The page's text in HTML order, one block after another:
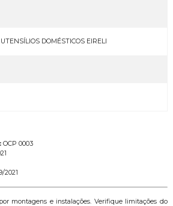
DOMÉSTICOS EIRELI
OCP 0003
2021
montagens e instalações. Verifique limitações do